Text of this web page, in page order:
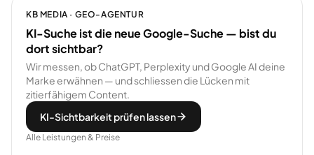
KB MEDIA · GEO-AGENTUR
KI-Suche ist die neue Google-Suche — bist du
dort sichtbar?
Wir messen, ob ChatGPT, Perplexity und Google AI deine
Marke erwähnen — und schliessen die Lücken mit
zitierfähigem Content.
KI-Sichtbarkeit prüfen lassen
Alle Leistungen & Preise